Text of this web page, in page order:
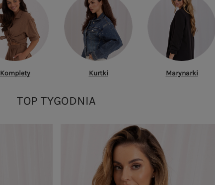
Komplety Kurtki Marynarki
TOP TYGODNIA